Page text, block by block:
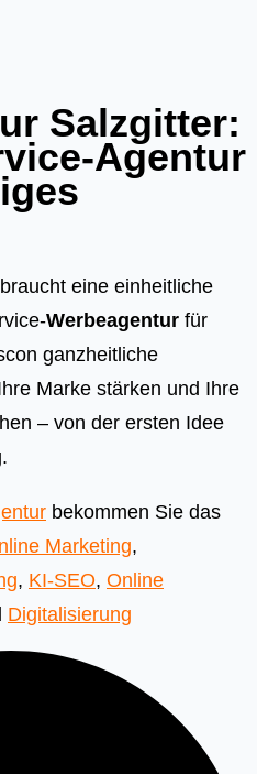
Salzgitter:
Agentur
eine einheitliche
Werbeagentur für
ganzheitliche
Marke stärken und Ihre
– von der ersten Idee
bekommen Sie das
Marketing,
, KI-SEO, Online
Digitalisierung